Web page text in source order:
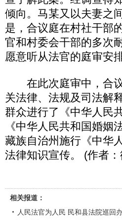
倾向。马某又以夫妻之
是，合议庭在村社干部
官和村委会干部的多次
愿意听从法官的庭审安排
在此次庭审中，合议
关法律、法规及司法解
群众进行了《中华人民
《中华人民共和国婚姻
藏族自治州施行《中华
法律知识宣传。 (作者
相关报道：
人民法官为人民 民和县法院巡回